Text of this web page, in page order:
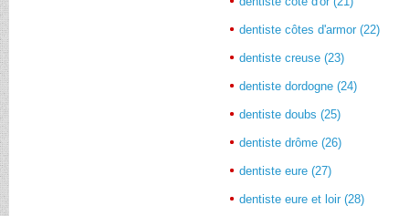
dentiste côtes d'armor (22)
dentiste creuse (23)
dentiste dordogne (24)
dentiste doubs (25)
dentiste drôme (26)
dentiste eure (27)
dentiste eure et loir (28)